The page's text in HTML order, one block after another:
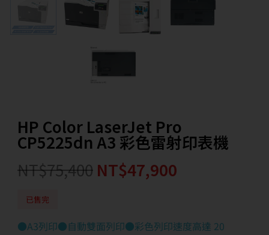
HP Color LaserJet Pro
CP5225dn A3 彩色雷射印表機
NT$75,400 NT$47,900
已售完
●A3列印●自動雙面列印●彩色列印速度高達 20